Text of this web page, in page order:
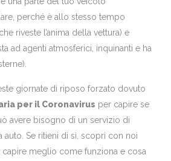
perché è allo stesso tempo
riveste l’anima della vettura) e
ad agenti atmosferici, inquinanti e ha
giornate di riposo forzato dovuto
per il Coronavirus per capire se
avere bisogno di un servizio di
auto. Se ritieni di sì, scopri con noi
meglio come funziona e cosa